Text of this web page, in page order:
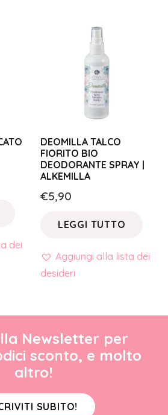
dei
DEOMILLA TALCO
FIORITO BIO
DEODORANTE SPRAY |
ALKEMILLA
€5,90
LEGGI TUTTO
Aggiungi alla lista dei
desideri
Newsletter per
sconto, e molto
altro!
SUBITO!